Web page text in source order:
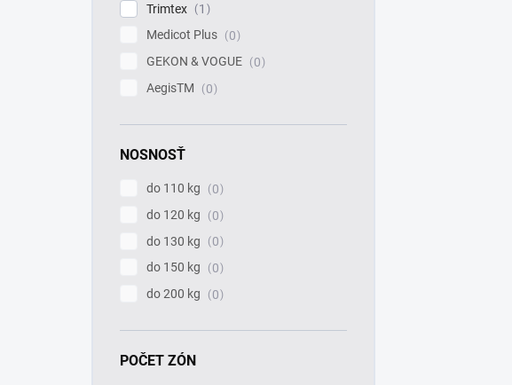
Trimtex
1
Medicot Plus
0
GEKON & VOGUE
0
AegisTM
0
NOSNOSŤ
do 110 kg
0
do 120 kg
0
do 130 kg
0
do 150 kg
0
do 200 kg
0
POČET ZÓN